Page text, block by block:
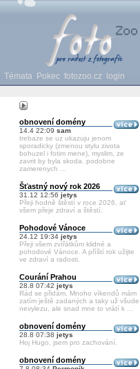
Témata Pokec fotozoo.cz login
obnovení domény
14.4 22:09 sam
trebaze se uz ukazuju jenom
sporadicky (zmenou stylu zivota
bohuzel i fotim mene), myslim, ze
zavrit by byla skoda. podobne
zamerenych ...
Šťastný nový rok 2026
31.12 12:56 jetys
Přeji hodně štěstí v roce 2026, ať
všem přeje zdraví a štěstí.
Pohodové Vánoce
24.12 19:34 jetys
Přeji všem zvířátkům klidné a
pohodové Vánoce. A příští rok užijte
ve zdraví a radosti.
Courání Prahou
28.8 07:42 jetys
Rád se přidám. Mnoho víkendů mám
zatím ještě zadaných a taky už všude
nevylezu, ale snad mne to vrátí k ...
obnovení domény
28.8 07:38 jetys
Hoj Hugo, jsem pro zachování.
obnovení domény